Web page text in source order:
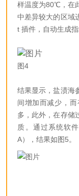
样温度为80℃，在
中差异较大的区域
t 插件，自动生成指
图4
结果显示，盐渍
间增加而减少
多，此外，在
质。通过系统
A），结果如图5。